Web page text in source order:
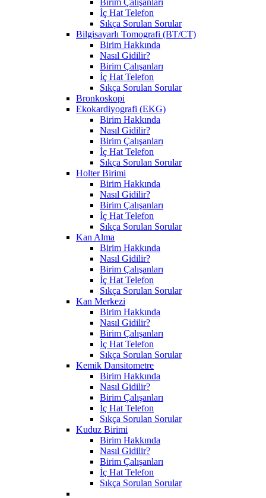
İç Hat Telefon
Sıkça Sorulan Sorular
Bilgisayarlı Tomografi (BT/CT)
Birim Hakkında
Nasıl Gidilir?
Birim Çalışanları
İç Hat Telefon
Sıkça Sorulan Sorular
Bronkoskopi
Ekokardiyografi (EKG)
Birim Hakkında
Nasıl Gidilir?
Birim Çalışanları
İç Hat Telefon
Sıkça Sorulan Sorular
Holter Birimi
Birim Hakkında
Nasıl Gidilir?
Birim Çalışanları
İç Hat Telefon
Sıkça Sorulan Sorular
Kan Alma
Birim Hakkında
Nasıl Gidilir?
Birim Çalışanları
İç Hat Telefon
Sıkça Sorulan Sorular
Kan Merkezi
Birim Hakkında
Nasıl Gidilir?
Birim Çalışanları
İç Hat Telefon
Sıkça Sorulan Sorular
Kemik Dansitometre
Birim Hakkında
Nasıl Gidilir?
Birim Çalışanları
İç Hat Telefon
Sıkça Sorulan Sorular
Kuduz Birimi
Birim Hakkında
Nasıl Gidilir?
Birim Çalışanları
İç Hat Telefon
Sıkça Sorulan Sorular